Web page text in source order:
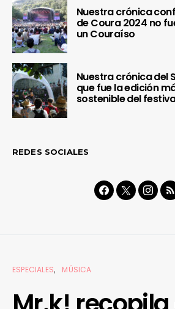
Nuestra crónica
de Coura 2024 no
un Couraíso
Nuestra crónica del
que fue la edición
sostenible del
REDES SOCIALES
ESPECIALES MÚSICA